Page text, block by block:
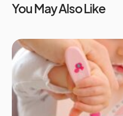
You May Also Like